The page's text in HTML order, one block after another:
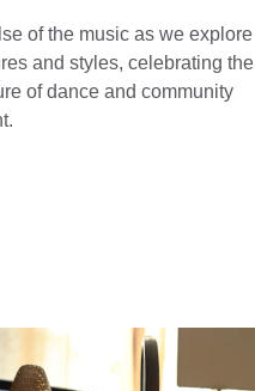
of the music as we explore
and styles, celebrating the
of dance and community